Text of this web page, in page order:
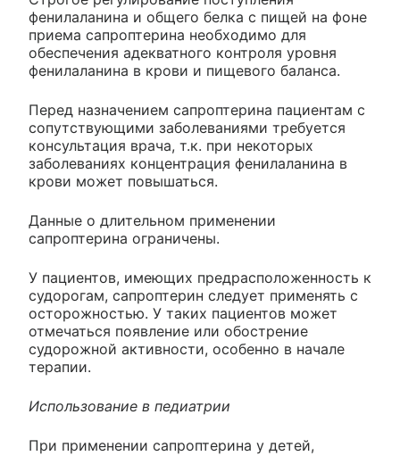
фенилаланина и общего белка с пищей на фоне
приема сапроптерина необходимо для
обеспечения адекватного контроля уровня
фенилаланина в крови и пищевого баланса.
Перед назначением сапроптерина пациентам с
сопутствующими заболеваниями требуется
консультация врача, т.к. при некоторых
заболеваниях концентрация фенилаланина в
крови может повышаться.
Данные о длительном применении
сапроптерина ограничены.
У пациентов, имеющих предрасположенность к
судорогам, сапроптерин следует применять с
осторожностью. У таких пациентов может
отмечаться появление или обострение
судорожной активности, особенно в начале
терапии.
Использование в педиатрии
При применении сапроптерина у детей,